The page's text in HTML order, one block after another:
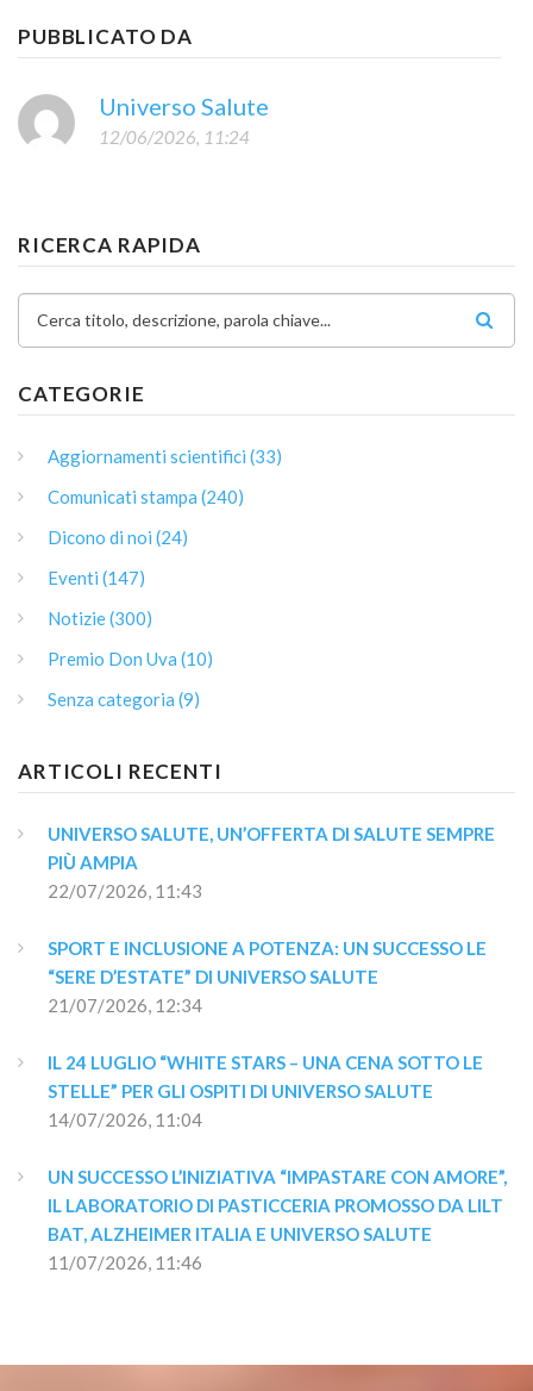
PUBBLICATO DA
Universo Salute
12/06/2026, 11:24
RICERCA RAPIDA
Cerca titolo, descrizione, parola chiave...
CATEGORIE
Aggiornamenti scientifici (33)
Comunicati stampa (240)
Dicono di noi (24)
Eventi (147)
Notizie (300)
Premio Don Uva (10)
Senza categoria (9)
ARTICOLI RECENTI
UNIVERSO SALUTE, UN’OFFERTA DI SALUTE SEMPRE
PIÙ AMPIA
22/07/2026, 11:43
SPORT E INCLUSIONE A POTENZA: UN SUCCESSO LE
“SERE D’ESTATE” DI UNIVERSO SALUTE
21/07/2026, 12:34
IL 24 LUGLIO “WHITE STARS – UNA CENA SOTTO LE
STELLE” PER GLI OSPITI DI UNIVERSO SALUTE
14/07/2026, 11:04
UN SUCCESSO L’INIZIATIVA “IMPASTARE CON AMORE”,
IL LABORATORIO DI PASTICCERIA PROMOSSO DA LILT
BAT, ALZHEIMER ITALIA E UNIVERSO SALUTE
11/07/2026, 11:46